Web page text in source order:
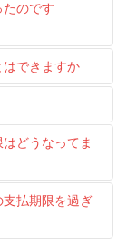
のです
できますか
どうなってま
払期限を過ぎ